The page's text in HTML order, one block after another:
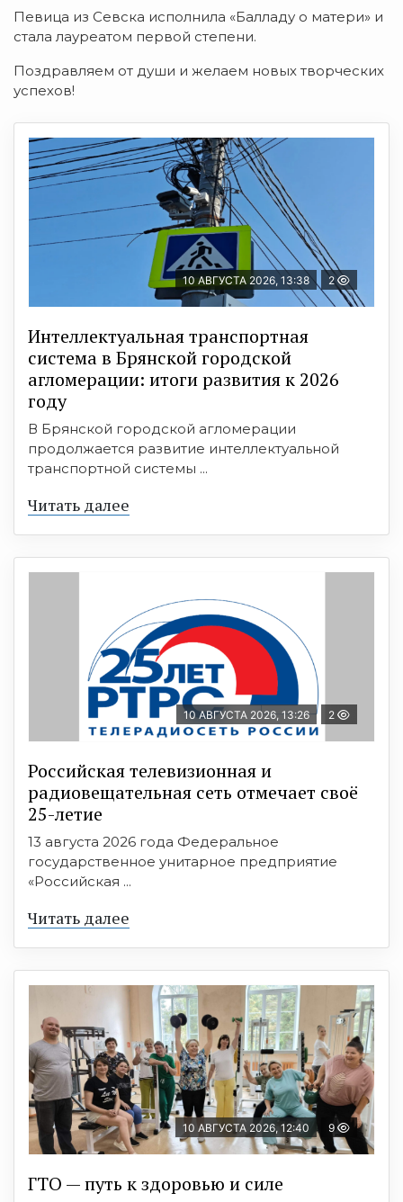
Певица из Севска исполнила «Балладу о матери» и
стала лауреатом первой степени.
Поздравляем от души и желаем новых творческих
успехов!
10 АВГУСТА 2026, 13:38 2
Интеллектуальная транспортная
система в Брянской городской
агломерации: итоги развития к 2026
году
В Брянской городской агломерации
продолжается развитие интеллектуальной
транспортной системы ...
Читать далее
10 АВГУСТА 2026, 13:26 2
Российская телевизионная и
радиовещательная сеть отмечает своё
25-летие
13 августа 2026 года Федеральное
государственное унитарное предприятие
«Российская ...
Читать далее
10 АВГУСТА 2026, 12:40 9
ГТО — путь к здоровью и силе